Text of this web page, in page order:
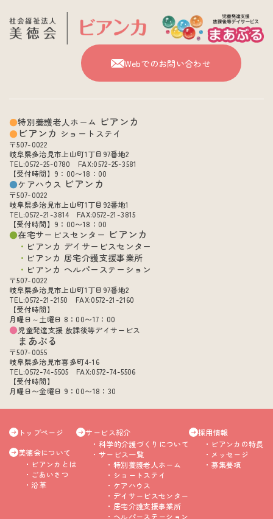
Webでのお問い合わせ
特別養護老人ホーム ビアンカ
ビアンカ ショートステイ
〒507-0022
岐阜県多治見市上山町1丁目97番地2
TEL:0572-25-0780 FAX:0572-25-3581
【受付時間】9：00〜18：00
ケアハウス ビアンカ
〒507-0022
岐阜県多治見市上山町1丁目92番地1
TEL:0572-21-3814 FAX:0572-21-3815
【受付時間】9：00〜18：00
在宅サービスセンター ビアンカ
ビアンカ デイサービスセンター
ビアンカ 居宅介護支援事業所
ビアンカ ヘルパーステーション
〒507-0022
岐阜県多治見市上山町1丁目97番地2
TEL:0572-21-2150 FAX:0572-21-2160
【受付時間】
月曜日～土曜日 8：00〜17：00
児童発達支援 放課後等デイサービス
まあぶる
〒507-0055
岐阜県多治見市喜多町4-16
TEL:0572-74-5505 FAX:0572-74-5506
【受付時間】
月曜日〜金曜日 9：00〜18：30
トップページ
美徳会について
ビアンカとは
ごあいさつ
沿革
サービス紹介
科学的介護づくりについて
サービス一覧
特別養護老人ホーム
ショートステイ
ケアハウス
デイサービスセンター
居宅介護支援事業所
ヘルパーステーション
採用情報
ビアンカの特長
メッセージ
募集要項